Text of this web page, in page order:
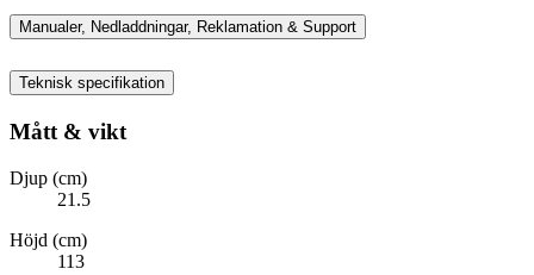
Manualer, Nedladdningar, Reklamation & Support
Teknisk specifikation
Mått & vikt
Djup (cm)
21.5
Höjd (cm)
113